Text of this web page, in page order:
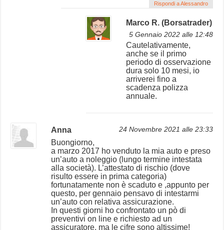
Rispondi a Alessandro
Marco R. (Borsatrader)
5 Gennaio 2022 alle 12:48
Cautelativamente,
anche se il primo
periodo di osservazione
dura solo 10 mesi, io
arriverei fino a
scadenza polizza
annuale.
Anna 24 Novembre 2021 alle 23:33
Buongiorno,
a marzo 2017 ho venduto la mia auto e preso
un’auto a noleggio (lungo termine intestata
alla società). L’attestato di rischio (dove
risulto essere in prima categoria)
fortunatamente non è scaduto e ,appunto per
questo, per gennaio pensavo di intestarmi
un’auto con relativa assicurazione.
In questi giorni ho confrontato un pò di
preventivi on line e richiesto ad un
assicuratore, ma le cifre sono altissime!